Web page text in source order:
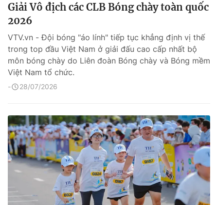
Giải Vô địch các CLB Bóng chày toàn quốc
2026
VTV.vn - Đội bóng "áo lính" tiếp tục khẳng định vị thế
trong top đầu Việt Nam ở giải đấu cao cấp nhất bộ
môn bóng chày do Liên đoàn Bóng chày và Bóng mềm
Việt Nam tổ chức.
28/07/2026